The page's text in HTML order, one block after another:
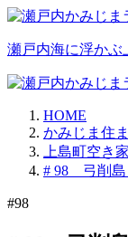
瀬戸内海に浮かぶ
HOME
かみじま住
上島町空き
# 98 弓削島
#98